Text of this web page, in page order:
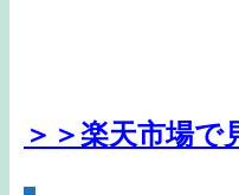
＞＞楽天市場で